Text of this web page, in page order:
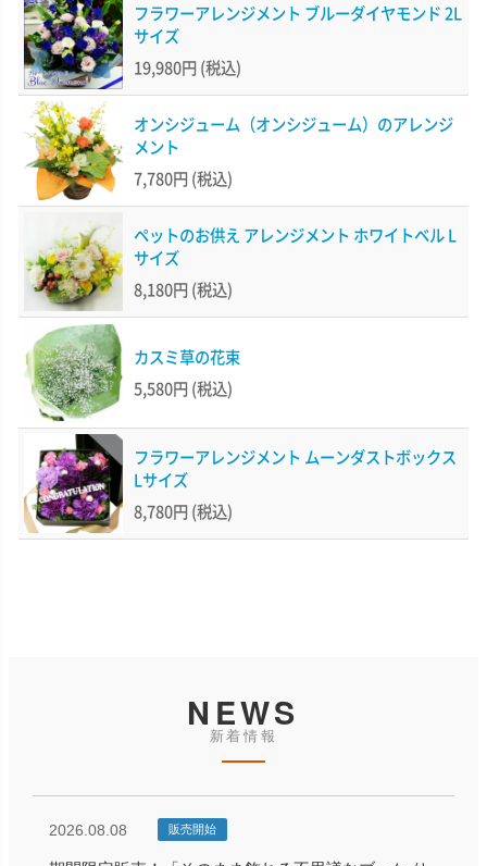
フラワーアレンジメント ブルーダイヤモンド 2L
サイズ
19,980円 (税込)
オンシジューム（オンシジューム）のアレンジ
メント
7,780円 (税込)
ペットのお供え アレンジメント ホワイトベル L
サイズ
8,180円 (税込)
カスミ草の花束
5,580円 (税込)
フラワーアレンジメント ムーンダストボックス
Lサイズ
8,780円 (税込)